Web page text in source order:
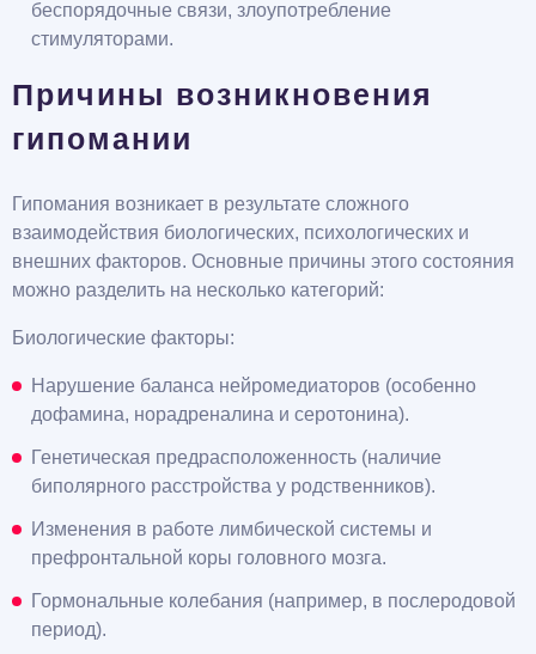
беспорядочные связи, злоупотребление
стимуляторами.
Причины возникновения
гипомании
Гипомания возникает в результате сложного
взаимодействия биологических, психологических и
внешних факторов. Основные причины этого состояния
можно разделить на несколько категорий:
Биологические факторы:
Нарушение баланса нейромедиаторов (особенно
дофамина, норадреналина и серотонина).
Генетическая предрасположенность (наличие
биполярного расстройства у родственников).
Изменения в работе лимбической системы и
префронтальной коры головного мозга.
Гормональные колебания (например, в послеродовой
период).